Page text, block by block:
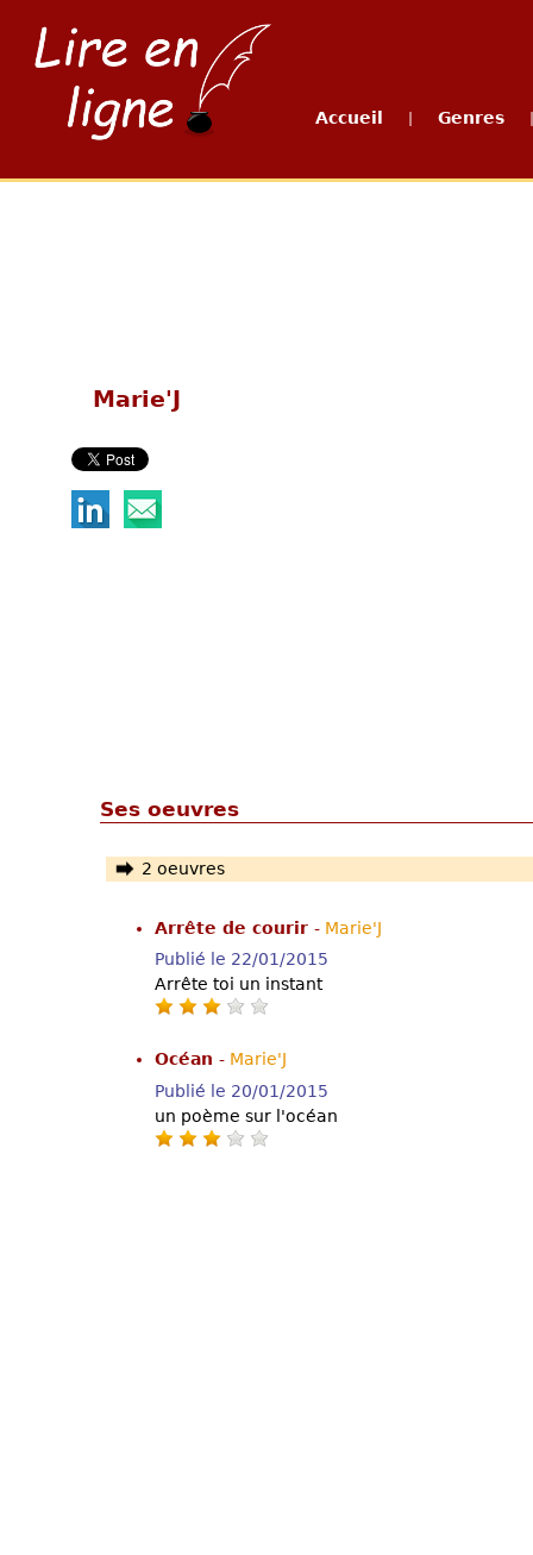
Accueil Genres
Marie'J
Ses oeuvres
2 oeuvres
Arrête de courir - Marie'J
Publié le 22/01/2015
Arrête toi un instant
Océan - Marie'J
Publié le 20/01/2015
un poème sur l'océan